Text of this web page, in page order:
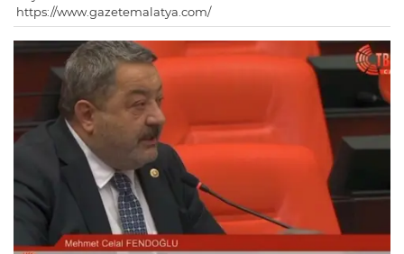
https://www.gazetemalatya.com/